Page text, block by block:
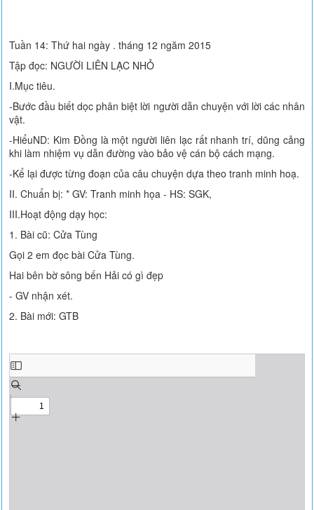
Tuần 14: Thứ hai ngày . tháng 12 ngăm 2015
Tập đọc: NGƯỜI LIÊN LẠC NHỎ
I.Mục tiêu.
-Bước đầu biết dọc phân biệt lời người dẫn chuyện với lời các nhân
vật.
-HiểuND: Kim Đồng là một người liên lạc rất nhanh trí, dũng cảng
khi làm nhiệm vụ dẫn đường vào bảo vệ cán bộ cách mạng.
-Kể lại được từng đoạn của câu chuyện dựa theo tranh minh hoạ.
II. Chuẩn bị: * GV: Tranh minh họa - HS: SGK,
III.Hoạt động dạy học:
1. Bài cũ: Cửa Tùng
Gọi 2 em đọc bài Cửa Tùng.
Hai bên bờ sông bến Hải có gì đẹp
- GV nhận xét.
2. Bài mới: GTB